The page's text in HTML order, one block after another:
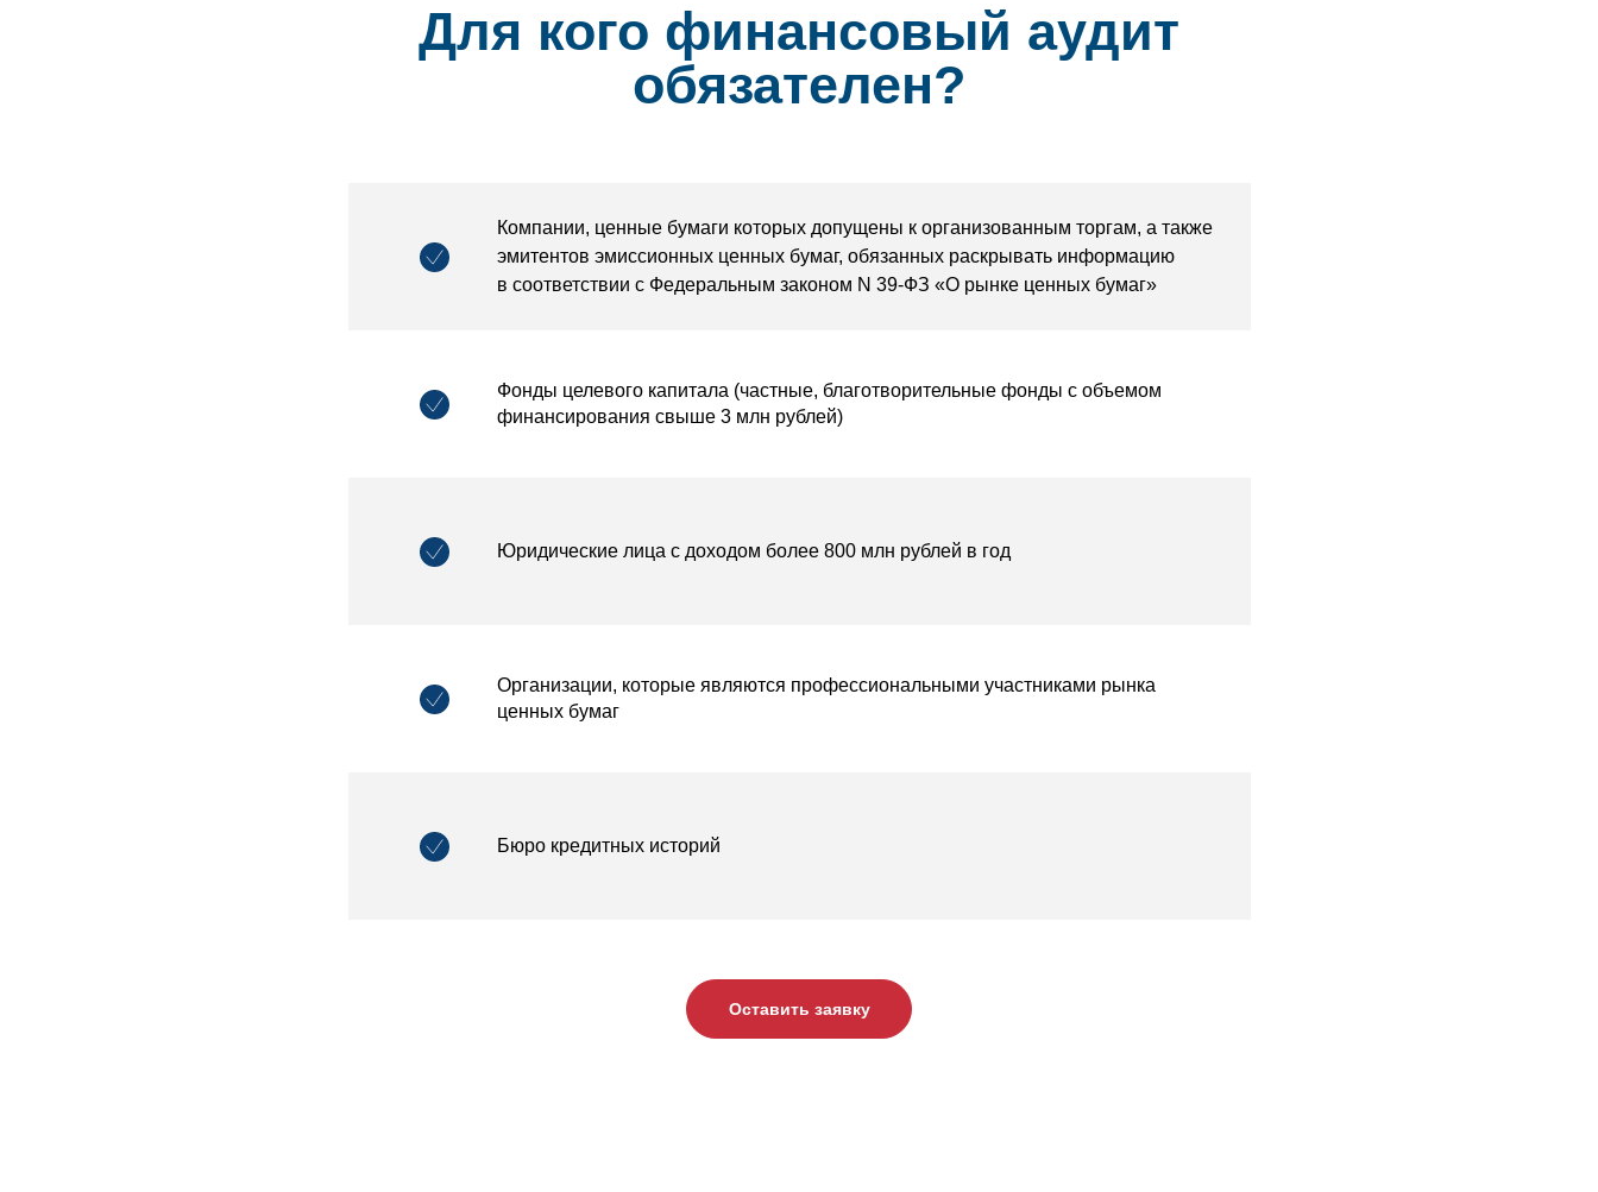
Для кого финансовый аудит
обязателен?
Юридические лица с доходом более 800 млн рублей в год
Фонды целевого капитала (частные, благотворительные фонды с объемом
финансирования свыше 3 млн рублей)
Бюро кредитных историй
Компании, ценные бумаги которых допущены к организованным торгам, а также
эмитентов эмиссионных ценных бумаг, обязанных раскрывать информацию
в соответствии с Федеральным законом N 39-ФЗ «О рынке ценных бумаг»
Организации, которые являются профессиональными участниками рынка
ценных бумаг
Оставить заявку